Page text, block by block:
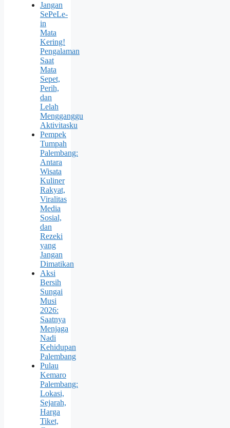
Jangan
SePeLe-
in
Mata
Kering!
Pengalaman
Saat
Mata
Sepet,
Perih,
dan
Lelah
Mengganggu
Aktivitasku
Pempek
Tumpah
Palembang:
Antara
Wisata
Kuliner
Rakyat,
Viralitas
Media
Sosial,
dan
Rezeki
yang
Jangan
Dimatikan
Aksi
Bersih
Sungai
Musi
2026:
Saatnya
Menjaga
Nadi
Kehidupan
Palembang
Pulau
Kemaro
Palembang:
Lokasi,
Sejarah,
Harga
Tiket,